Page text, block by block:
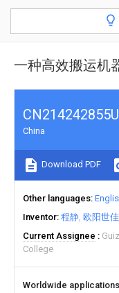
一种高效搬运机
CN214242855U
China
Download PDF
Other languages
Inventor 程静 欧阳世佳
Current Assignee
College
Worldwide applications